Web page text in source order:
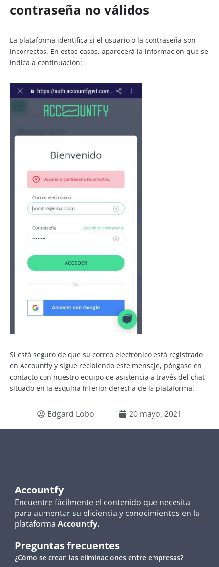
contraseña no válidos
La plataforma identifica si el usuario o la contraseña son
incorrectos. En estos casos, aparecerá la información que se
indica a continuación:
Si está seguro de que su correo electrónico está registrado
en Accountfy y sigue recibiendo este mensaje, póngase en
contacto con nuestro equipo de asistencia a través del chat
situado en la esquina inferior derecha de la plataforma.
Edgard Lobo 20 mayo, 2021
Accountfy
Encuentre fácilmente el contenido que necesita
para aumentar su eficiencia y conocimientos en la
plataforma Accountfy.
Preguntas frecuentes
¿Cómo se crean las eliminaciones entre empresas?